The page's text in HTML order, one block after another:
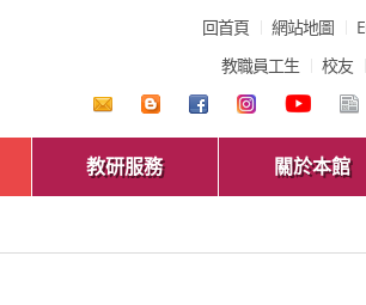
回首頁 網站地圖
教職員工生
校友
教研服務 關於本館